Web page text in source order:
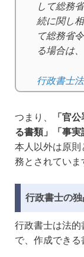
して総務
続に関し
て総務省
る場合は
行政書士
つまり、
「官
る書類」「事実
本人以外は原則
務とされていま
行政書士の
行政書士は法的
で、作成できる